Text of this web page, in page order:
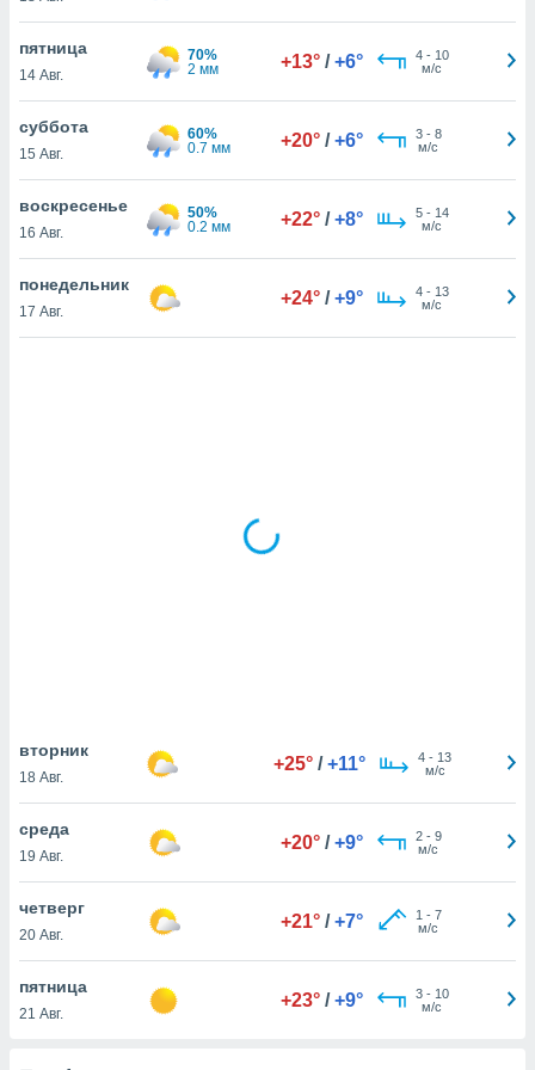
нашим
мы
что
мы и
или
и
пятница
14 Авг.
70%
2 мм
+13° / +6° 4- 10
м/с
суббота
15 Авг.
60%
0.7 мм
+20° / +6° 3- 8
м/с
воскресенье
16 Авг.
50%
0.2 мм
+22° / +8° 5- 14
м/с
понедельник
17 Авг.
+24° / +9° 4- 13
м/с
вторник
18 Авг.
+25° / +11° 4 - 13
м/с
среда
19 Авг.
+20° / +9° 2- 9
м/с
четверг
20 Авг.
+21° / +7° 1 - 7
м/с
пятница
21 Авг.
+23° / +9° 3- 10
м/с